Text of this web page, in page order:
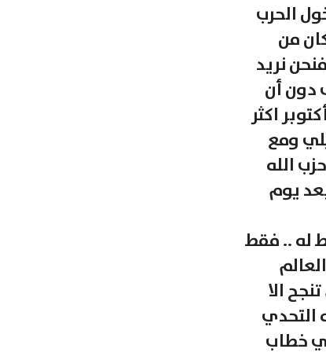
الحرب
من
نريد
دون أن
مستوى استعداداته .. اليست حماس ظلت تستعد لعملية 7 أكتوبر اكثر
ومع
الله
يوم
له .. فقط
الا
التحدي
خطاب